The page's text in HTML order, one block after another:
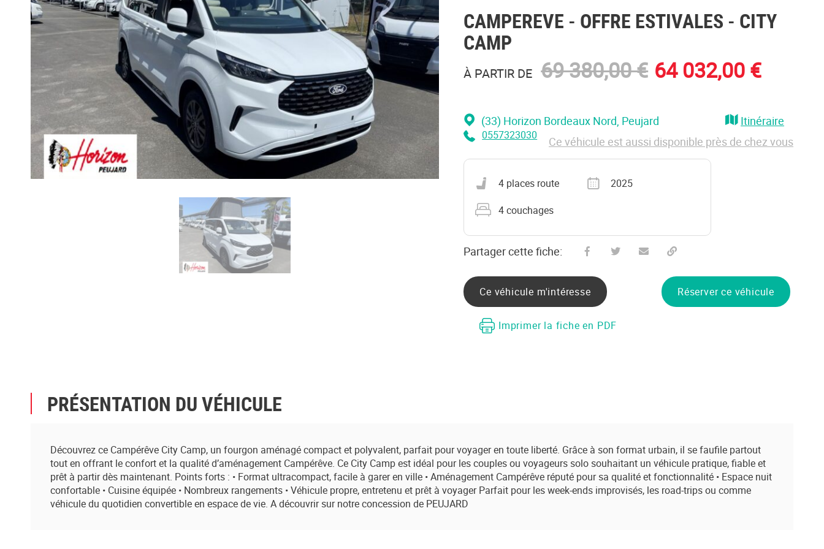
CAMPEREVE - OFFRE ESTIVALES - CITY
CAMP
À PARTIR DE 69 380,00 € 64 032,00 €
(33) Horizon Bordeaux Nord, Peujard Itinéraire
0557323030 Ce véhicule est aussi disponible près de chez vous
Nombre de places carte grise
4 places route Année2025
Nombre de couchages
4 couchages
Partager cette fiche:
Ce véhicule m'intéresse
Réserver ce véhicule
Imprimer la fiche en PDF
PRÉSENTATION DU VÉHICULE
Découvrez ce Campérêve City Camp, un fourgon aménagé compact et polyvalent, parfait pour voyager en toute liberté. Grâce à son format urbain, il se faufile partout
tout en offrant le confort et la qualité d’aménagement Campérêve. Ce City Camp est idéal pour les couples ou voyageurs solo souhaitant un véhicule pratique, fiable et
prêt à partir dès maintenant. Points forts : • Format ultracompact, facile à garer en ville • Aménagement Campérêve réputé pour sa qualité et fonctionnalité • Espace nuit
confortable • Cuisine équipée • Nombreux rangements • Véhicule propre, entretenu et prêt à voyager Parfait pour les week-ends improvisés, les road-trips ou comme
véhicule du quotidien convertible en espace de vie. A découvrir sur notre concession de PEUJARD